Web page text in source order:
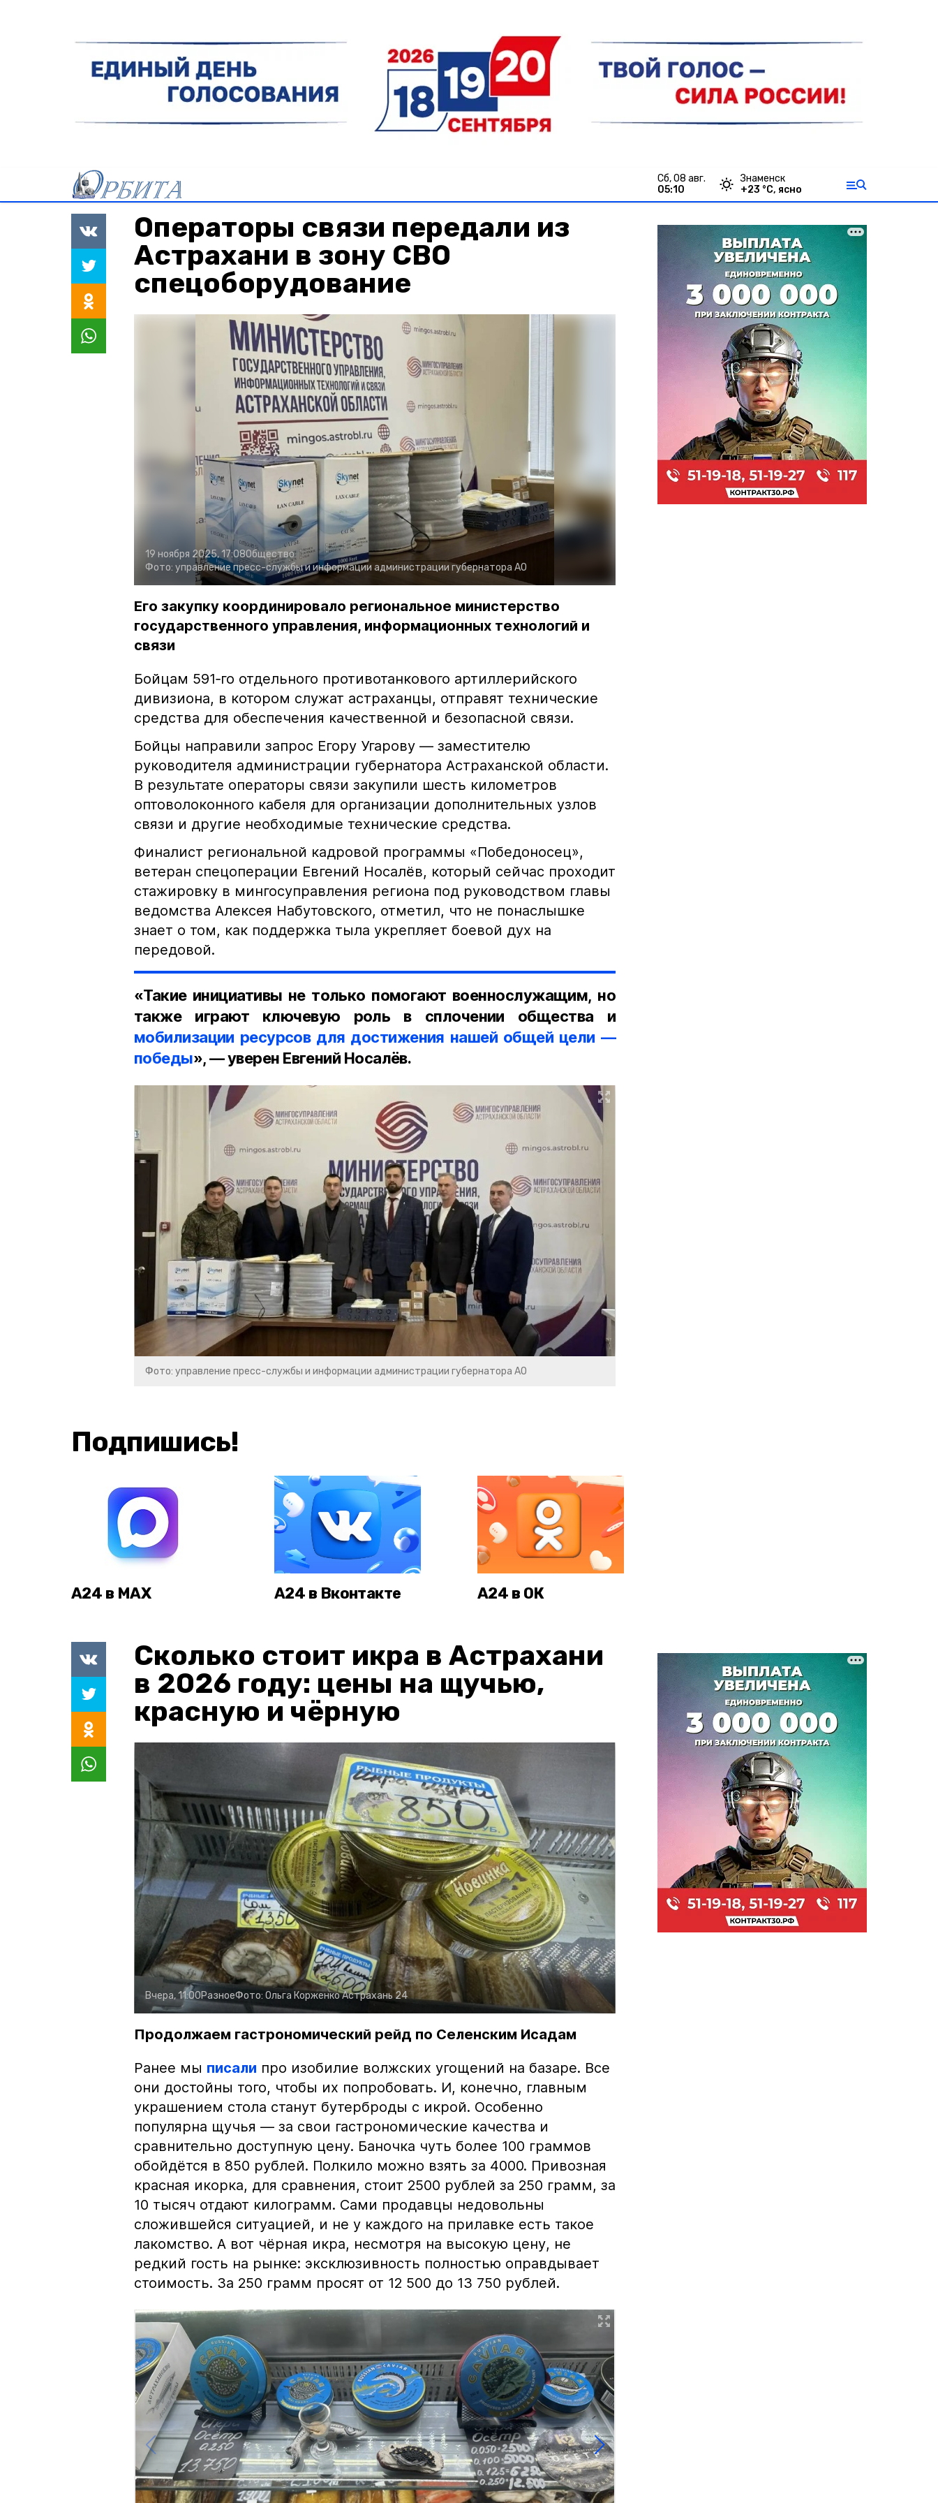
сб, 08 авг.
05:10
Знаменск
+23 °С, ясно
Операторы связи передали из
Астрахани в зону СВО
спецоборудование
19 ноября 2025, 17:08Общество
Фото: управление пресс-службы и информации администрации губернатора АО
Его закупку координировало региональное министерство
государственного управления, информационных технологий и
связи
Бойцам 591‑го отдельного противотанкового артиллерийского
дивизиона, в котором служат астраханцы, отправят технические
средства для обеспечения качественной и безопасной связи.
Бойцы направили запрос Егору Угарову — заместителю
руководителя администрации губернатора Астраханской области.
В результате операторы связи закупили шесть километров
оптоволоконного кабеля для организации дополнительных узлов
связи и другие необходимые технические средства.
Финалист региональной кадровой программы «Победоносец»,
ветеран спецоперации Евгений Носалёв, который сейчас проходит
стажировку в мингосуправления региона под руководством главы
ведомства Алексея Набутовского, отметил, что не понаслышке
знает о том, как поддержка тыла укрепляет боевой дух на
передовой.
«Такие инициативы не только помогают военнослужащим, но
также играют ключевую роль в сплочении общества и
мобилизации ресурсов для достижения нашей общей цели —
победы», — уверен Евгений Носалёв.
Фото: управление пресс-службы и информации администрации губернатора АО
Подпишись!
А24 в MAX А24 в Вконтакте А24 в ОК
Сколько стоит икра в Астрахани
в 2026 году: цены на щучью,
красную и чёрную
Вчера, 11:00РазноеФото: Ольга КорженкоАстрахань 24
Продолжаем гастрономический рейд по Селенским Исадам
Ранее мы писали про изобилие волжских угощений на базаре. Все
они достойны того, чтобы их попробовать. И, конечно, главным
украшением стола станут бутерброды с икрой. Особенно
популярна щучья — за свои гастрономические качества и
сравнительно доступную цену. Баночка чуть более 100 граммов
обойдётся в 850 рублей. Полкило можно взять за 4000. Привозная
красная икорка, для сравнения, стоит 2500 рублей за 250 грамм, за
10 тысяч отдают килограмм. Сами продавцы недовольны
сложившейся ситуацией, и не у каждого на прилавке есть такое
лакомство. А вот чёрная икра, несмотря на высокую цену, не
редкий гость на рынке: эксклюзивность полностью оправдывает
стоимость. За 250 грамм просят от 12 500 до 13 750 рублей.